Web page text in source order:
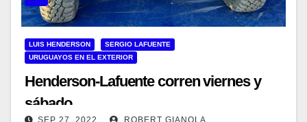
LUIS HENDERSON
SERGIO LAFUENTE
URUGUAYOS EN EL EXTERIOR
Henderson-Lafuente corren viernes y
sábado